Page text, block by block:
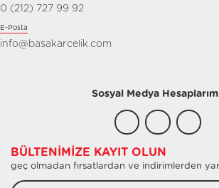
0 (212) 727 99 92
E-Posta
info@basakarcelik.com
Sosyal Medya
BÜLTENIMIZE KAYIT OLUN
geç olmadan fırsatlardan ve indirimlerden